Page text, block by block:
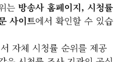
는 방송사 홈페이지, 시청률
사이트에서 확인할 수 있습
자체 시청률 순위를 제공